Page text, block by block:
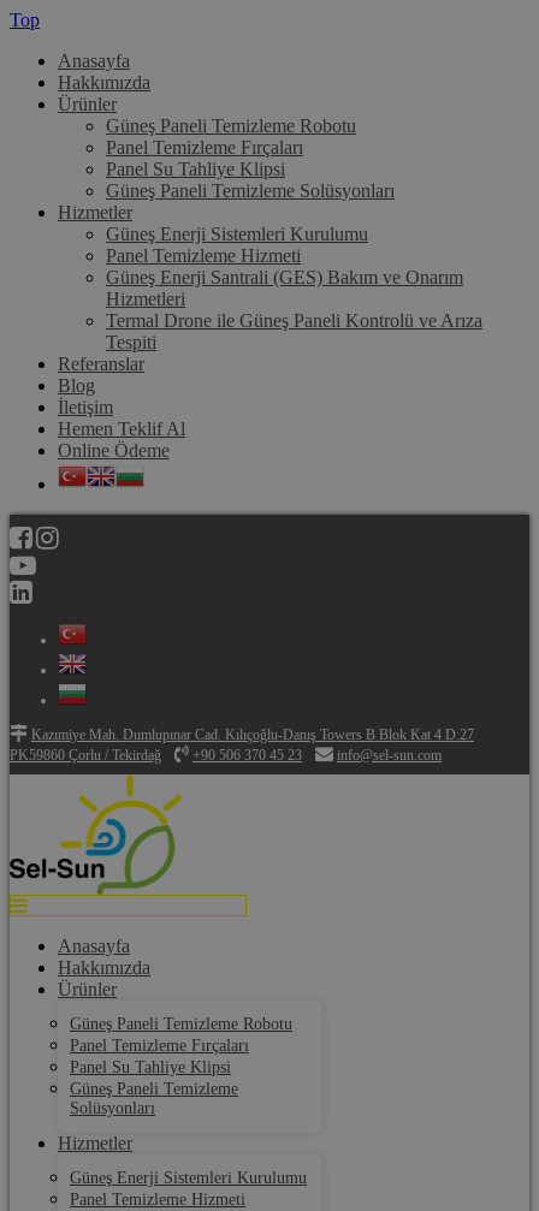
Top
Anasayfa
Hakkımızda
Ürünler
Güneş Paneli Temizleme Robotu
Panel Temizleme Fırçaları
Panel Su Tahliye Klipsi
Güneş Paneli Temizleme Solüsyonları
Hizmetler
Güneş Enerji Sistemleri Kurulumu
Panel Temizleme Hizmeti
Güneş Enerji Santrali (GES) Bakım ve Onarım
Hizmetleri
Termal Drone ile Güneş Paneli Kontrolü ve Arıza
Tespiti
Referanslar
Blog
İletişim
Hemen Teklif Al
Online Ödeme
Kazımiye Mah. Dumlupınar Cad. Kılıçoğlu-Danış Towers B Blok Kat 4 D:27
PK59860 Çorlu / Tekirdağ
+90 506 370 45 23 info@sel-sun.com
Anasayfa
Hakkımızda
Ürünler
Güneş Paneli Temizleme Robotu
Panel Temizleme Fırçaları
Panel Su Tahliye Klipsi
Güneş Paneli Temizleme
Solüsyonları
Hizmetler
Güneş Enerji Sistemleri Kurulumu
Panel Temizleme Hizmeti